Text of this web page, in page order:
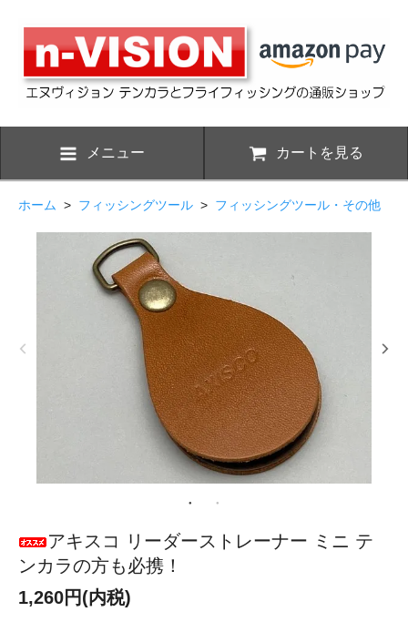
メニュー カートを見る
ホーム > フィッシングツール > フィッシングツール・その他
アキスコ リーダーストレーナー ミニ テ
ンカラの方も必携！
1,260円(内税)